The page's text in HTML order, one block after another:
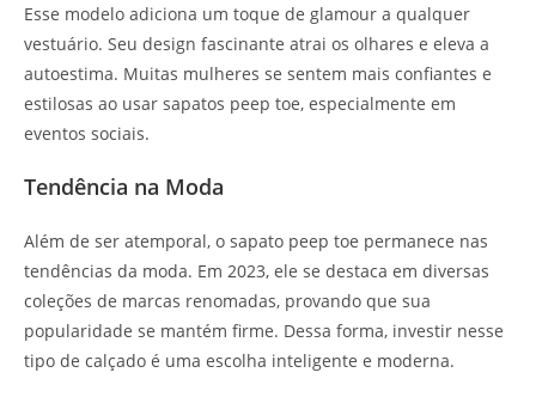
Esse modelo adiciona um toque de glamour a qualquer
vestuário. Seu design fascinante atrai os olhares e eleva a
autoestima. Muitas mulheres se sentem mais confiantes e
estilosas ao usar sapatos peep toe, especialmente em
eventos sociais.
Tendência na Moda
Além de ser atemporal, o sapato peep toe permanece nas
tendências da moda. Em 2023, ele se destaca em diversas
coleções de marcas renomadas, provando que sua
popularidade se mantém firme. Dessa forma, investir nesse
tipo de calçado é uma escolha inteligente e moderna.